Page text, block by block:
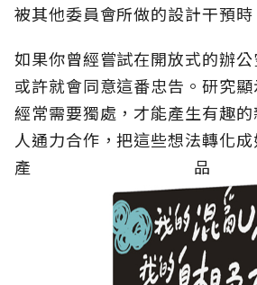
被其他委員會所做的設計干預時
如果你曾經嘗試在開放式的辦公
或許就會同意這番忠告。研究
經常需要獨處，才能產生有趣
人通力合作，把這些想法轉化
產